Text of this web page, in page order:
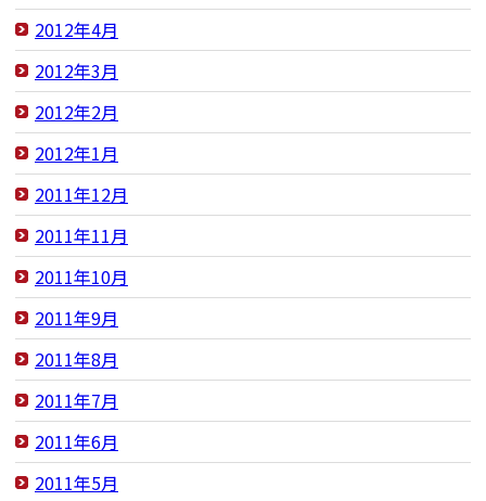
2012年4月
2012年3月
2012年2月
2012年1月
2011年12月
2011年11月
2011年10月
2011年9月
2011年8月
2011年7月
2011年6月
2011年5月